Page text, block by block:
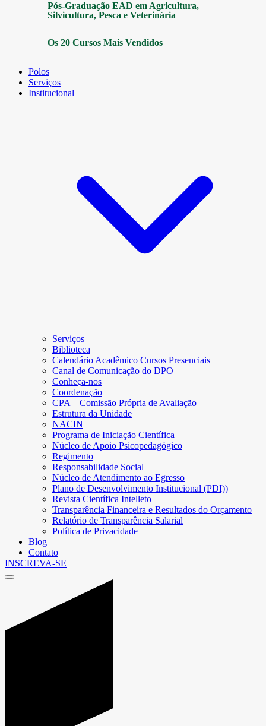
Pós-Graduação EAD em Agricultura,
Silvicultura, Pesca e Veterinária
Os 20 Cursos Mais Vendidos
Polos
Serviços
Institucional
Serviços
Biblioteca
Calendário Acadêmico Cursos Presenciais
Canal de Comunicação do DPO
Conheça-nos
Coordenação
CPA – Comissão Própria de Avaliação
Estrutura da Unidade
NACIN
Programa de Iniciação Científica
Núcleo de Apoio Psicopedagógico
Regimento
Responsabilidade Social
Núcleo de Atendimento ao Egresso
Plano de Desenvolvimento Institucional (PDI))
Revista Científica Intelleto
Transparência Financeira e Resultados do Orçamento
Relatório de Transparência Salarial
Política de Privacidade
Blog
Contato
INSCREVA-SE